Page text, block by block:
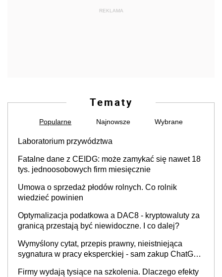
REKLAMA
Tematy
Popularne Najnowsze Wybrane
Laboratorium przywództwa
Fatalne dane z CEIDG: może zamykać się nawet 18
tys. jednoosobowych firm miesięcznie
Umowa o sprzedaż płodów rolnych. Co rolnik
wiedzieć powinien
Optymalizacja podatkowa a DAC8 - kryptowaluty za
granicą przestają być niewidoczne. I co dalej?
Wymyślony cytat, przepis prawny, nieistniejąca
sygnatura w pracy eksperckiej - sam zakup ChatGPT
Firmy wydają tysiące na szkolenia. Dlaczego efekty